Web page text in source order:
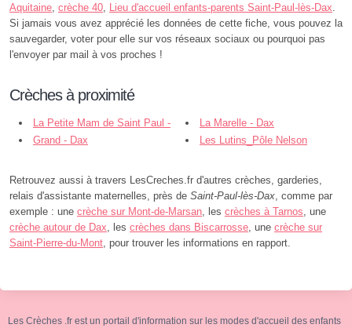
Aquitaine crèche 40 Lieu d'accueil enfants-parents Saint-Paul-lès-Dax
Si jamais vous avez apprécié les données de cette fiche, vous pouvez la
sauvegarder, voter pour elle sur vos réseaux sociaux ou pourquoi pas
l'envoyer par mail à vos proches !
Crèches à proximité
La Petite Mam de Saint Paul -
Saint-Paul-lès-Dax
La Marelle - Dax
Grand - Dax
Les Lutins_Pôle Nelson
Retrouvez aussi à travers LesCreches.fr d'autres crèches, garderies,
relais d'assistante maternelles, près de Saint-Paul-lès-Dax , comme par
exemple : une crèche sur Mont-de-Marsan , les crèches à Tarnos , une
crèche autour de Dax , les crèches dans Biscarrosse , une crèche sur
Saint-Pierre-du-Mont , pour trouver les informations en rapport.
Les Crèches .fr est un portail d'information sur les modes d'accueil des enfants